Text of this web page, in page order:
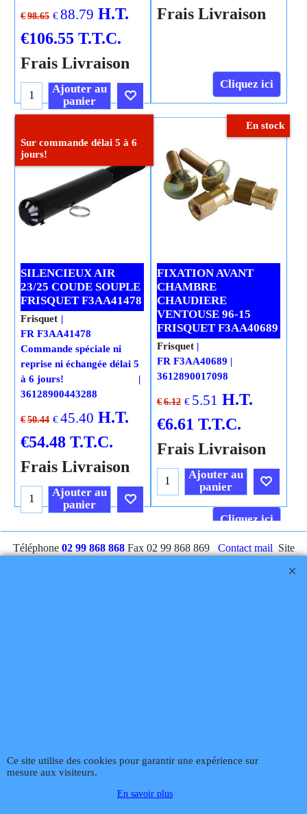
€ 98.65 €88.79 H.T.
€106.55 T.T.C.
Frais Livraison
Ajouter au
panier
Frais Livraison
Cliquez ici
Sur commande délai 5 à 6
jours!
SILENCIEUX AIR
23/25 COUDE SOUPLE
FRISQUET F3AA41478
€ 50.44 €45.40 H.T.
€54.48 T.T.C.
Frais Livraison
Frisquet
FR F3AA41478
Commande spéciale ni
reprise ni échangée délai 5
à 6 jours!
36128900443288
Ajouter au
panier
En stock
FIXATION AVANT
CHAMBRE
CHAUDIERE
VENTOUSE 96-15
FRISQUET F3AA40689
€ 6.12 € 5.51 H.T.
€6.61 T.T.C.
Frais Livraison
Frisquet
FR F3AA40689
3612890017098
Ajouter au
panier
Cliquez ici
Téléphone 02 99 868 868Fax 02 99 868 869 Contact mail Site
Ce site utilise des cookies pour garantir une expérience sur
mesure aux visiteurs.
En savoir plus